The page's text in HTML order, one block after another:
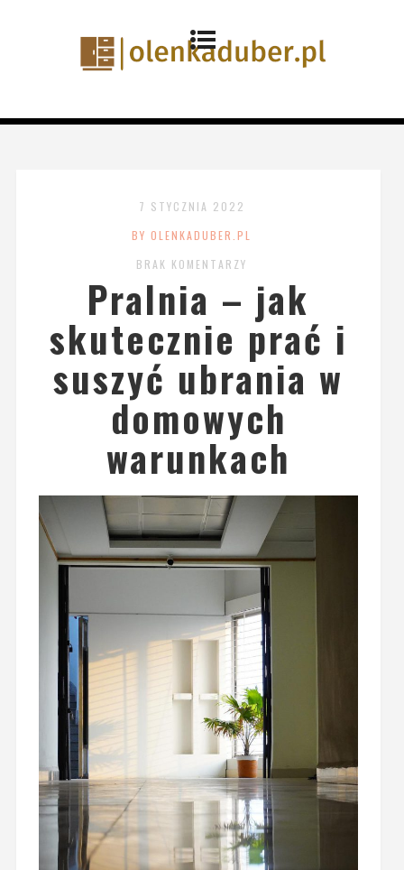
7 STYCZNIA 2022
BY OLENKADUBER.PL
BRAK KOMENTARZY
Pralnia – jak
skutecznie prać i
suszyć ubrania w
domowych
warunkach